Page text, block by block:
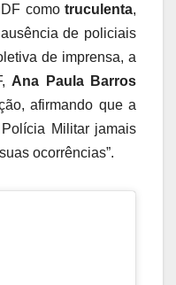
como truculenta,
de policiais
de imprensa, a
Ana Paula Barros
afirmando que a
Militar jamais
ocorrências”.